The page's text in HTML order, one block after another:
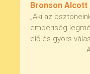
Bronson
„Aki az
emberiség
elő és gyors